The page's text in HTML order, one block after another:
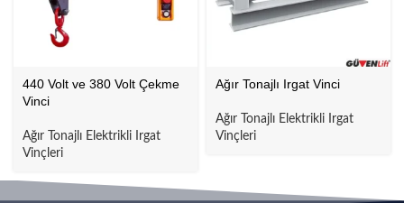
440 Volt ve 380 Volt Çekme
Vinci
Ağır Tonajlı Elektrikli Irgat
Vinçleri
Ağır Tonajlı Irgat Vinci
Ağır Tonajlı Elektrikli Irgat
Vinçleri